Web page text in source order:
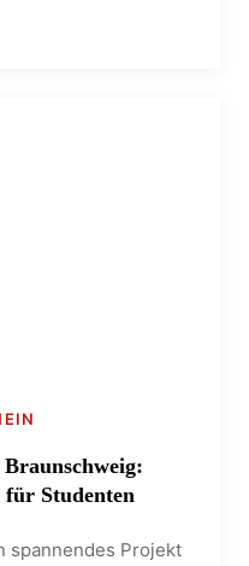
Studenten
spannendes Projekt